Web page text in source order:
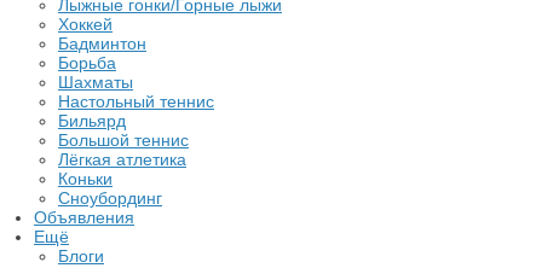
Лыжные гонки/Горные лыжи
Хоккей
Бадминтон
Борьба
Шахматы
Настольный теннис
Бильярд
Большой теннис
Лёгкая атлетика
Коньки
Сноубординг
Объявления
Ещё
Блоги